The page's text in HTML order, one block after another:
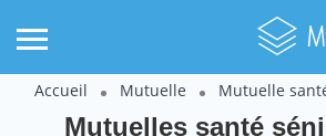
Accueil Mutuelle Mutuelle
Mutuelles santé